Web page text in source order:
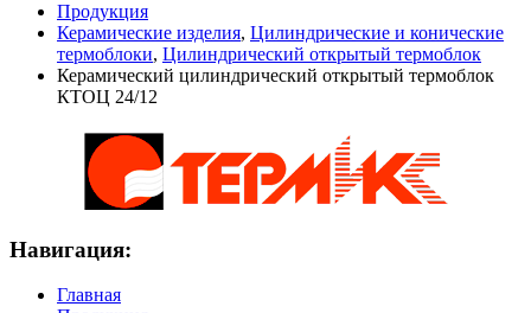
Продукция
Керамические изделия, Цилиндрические и конические
термоблоки, Цилиндрический открытый термоблок
Керамический цилиндрический открытый термоблок
КТОЦ 24/12
Навигация:
Главная